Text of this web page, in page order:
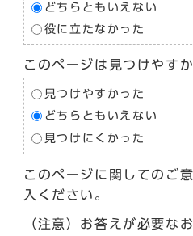
どちらともいえない
役に立たなかった
このページは見つけやす
見つけやすかった
どちらともいえない
見つけにくかった
このページに関してのご
入ください。
（注意）お答えが必要な